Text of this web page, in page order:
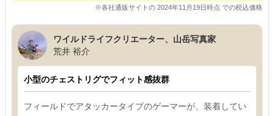
※各社通販サイトの 2024年11月19日時点 での税込価格
ワイルドライフクリエーター、山岳写真家
荒井 裕介
小型のチェストリグでフィット感抜群
フィールドでアタッカータイプのゲーマーが、装着してい